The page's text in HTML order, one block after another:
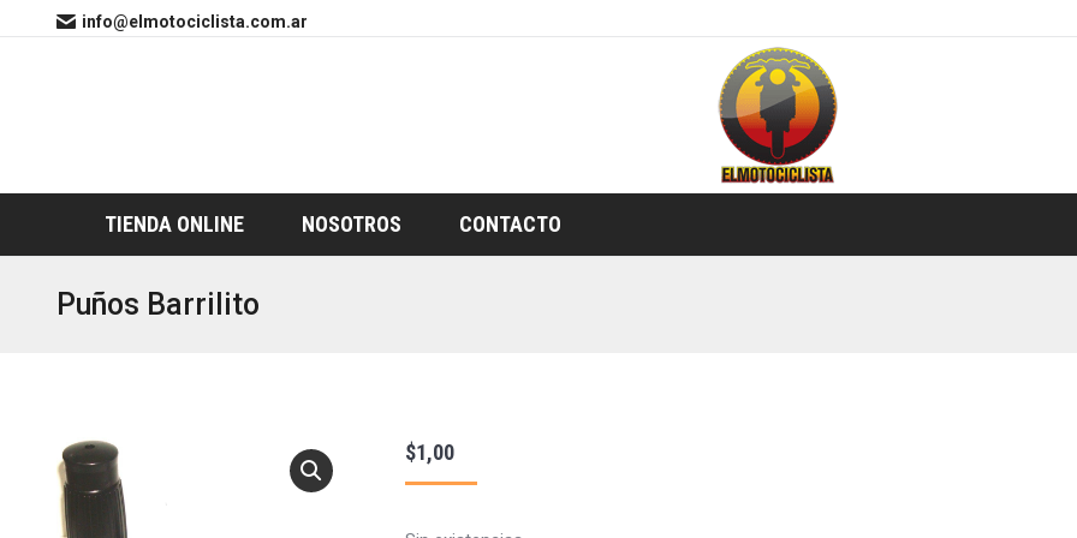
info@elmotociclista.com.ar
TIENDA ONLINE NOSOTROS CONTACTO
Puños Barrilito
$1,00